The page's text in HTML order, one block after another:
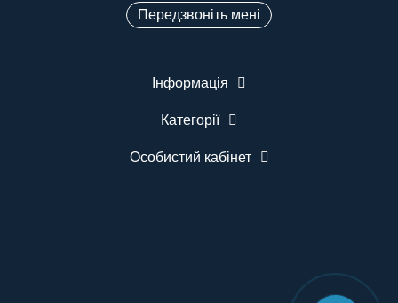
Передзвоніть мені
Інформація
Категорії
Особистий кабінет